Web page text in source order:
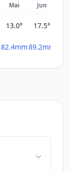
Mai Jun
13.0° 17.5°
82.4mm89.2mm